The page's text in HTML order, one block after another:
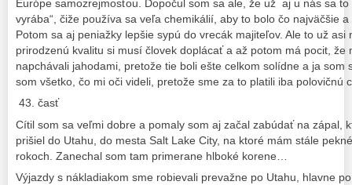
Európe samozrejmosťou. Dopočul som sa ale, že už aj u nás sa
vyrába“, čiže používa sa veľa chemikálií, aby to bolo čo najväčšie
Potom sa aj peniažky lepšie sypú do vrecák majiteľov. Ale to už asi
prirodzenú kvalitu si musí človek doplácať a až potom má pocit, že
napchávali jahodami, pretože tie boli ešte celkom solídne a ja som
som všetko, čo mi oči videli, pretože sme za to platili iba polovičnú
43. časť
Cítil som sa veľmi dobre a pomaly som aj začal zabúdať na zápal,
prišiel do Utahu, do mesta Salt Lake City, na ktoré mám stále
rokoch. Zanechal som tam primerane hlboké korene…
Výjazdy s nákladiakom sme robievali prevažne po Utahu, hlavne